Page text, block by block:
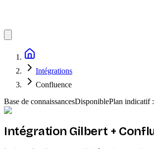
Intégrations
Confluence
Base de connaissancesDisponiblePlan indicatif :
Intégration Gilbert +